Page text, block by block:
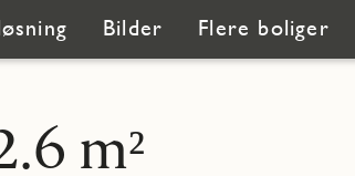
Bilder Flere boliger
m²